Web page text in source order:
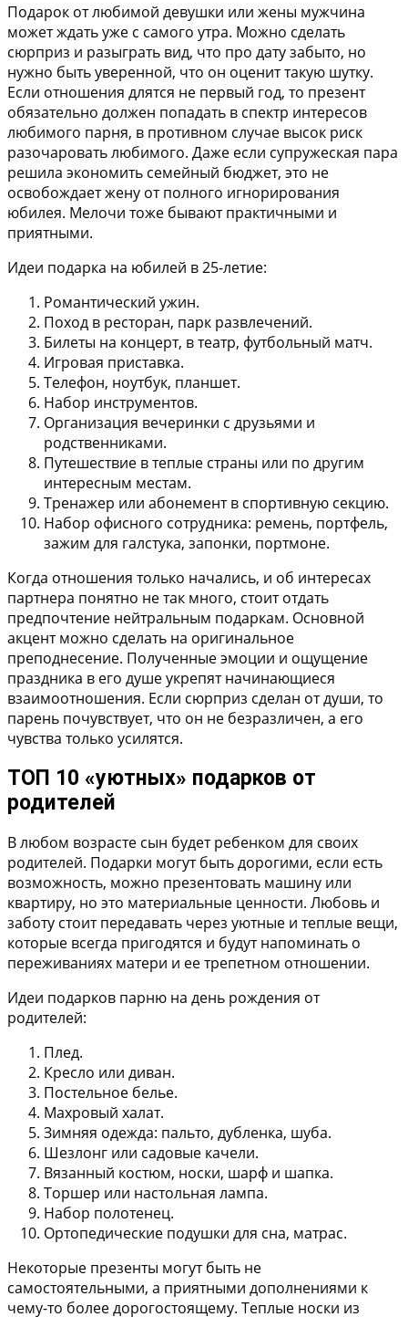
Подарок от любимой девушки или жены мужчина
может ждать уже с самого утра. Можно сделать
сюрприз и разыграть вид, что про дату забыто, но
нужно быть уверенной, что он оценит такую шутку.
Если отношения длятся не первый год, то презент
обязательно должен попадать в спектр интересов
любимого парня, в противном случае высок риск
разочаровать любимого. Даже если супружеская пара
решила экономить семейный бюджет, это не
освобождает жену от полного игнорирования
юбилея. Мелочи тоже бывают практичными и
приятными.
Идеи подарка на юбилей в 25-летие:
Романтический ужин.
Поход в ресторан, парк развлечений.
Билеты на концерт, в театр, футбольный матч.
Игровая приставка.
Телефон, ноутбук, планшет.
Набор инструментов.
Организация вечеринки с друзьями и
родственниками.
Путешествие в теплые страны или по другим
интересным местам.
Тренажер или абонемент в спортивную секцию.
Набор офисного сотрудника: ремень, портфель,
зажим для галстука, запонки, портмоне.
Когда отношения только начались, и об интересах
партнера понятно не так много, стоит отдать
предпочтение нейтральным подаркам. Основной
акцент можно сделать на оригинальное
преподнесение. Полученные эмоции и ощущение
праздника в его душе укрепят начинающиеся
взаимоотношения. Если сюрприз сделан от души, то
парень почувствует, что он не безразличен, а его
чувства только усилятся.
ТОП 10 «уютных» подарков от
родителей
В любом возрасте сын будет ребенком для своих
родителей. Подарки могут быть дорогими, если есть
возможность, можно презентовать машину или
квартиру, но это материальные ценности. Любовь и
заботу стоит передавать через уютные и теплые вещи,
которые всегда пригодятся и будут напоминать о
переживаниях матери и ее трепетном отношении.
Идеи подарков парню на день рождения от
родителей:
Плед.
Кресло или диван.
Постельное белье.
Махровый халат.
Зимняя одежда: пальто, дубленка, шуба.
Шезлонг или садовые качели.
Вязанный костюм, носки, шарф и шапка.
Торшер или настольная лампа.
Набор полотенец.
Ортопедические подушки для сна, матрас.
Некоторые презенты могут быть не
самостоятельными, а приятными дополнениями к
чему-то более дорогостоящему. Теплые носки из